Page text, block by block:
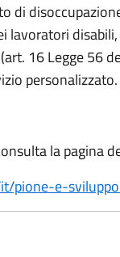
di
lavoratori disabili,
16 Legge 56
personalizzato.
la pagina
pione-e-